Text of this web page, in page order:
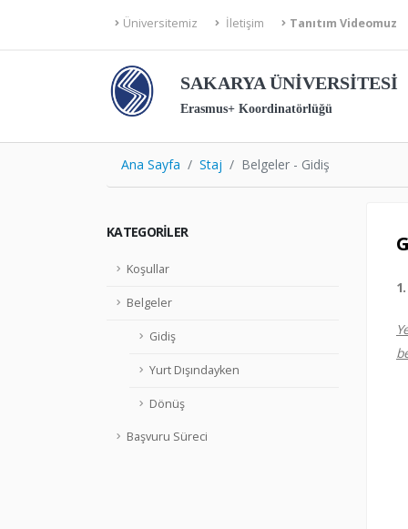
Üniversitemiz İletişim Tanıtım Videomuz
SAKARYA ÜNİVERSİTESİ
Erasmus+ Koordinatörlüğü
Ana Sayfa Staj Belgeler - Gidiş
KATEGORILER
Koşullar
Belgeler
Gidiş
Yurt Dışındayken
Dönüş
Başvuru Süreci